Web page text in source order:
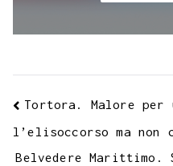
Tortora. Malore per
l’elisoccorso ma
Belvedere Marittimo.